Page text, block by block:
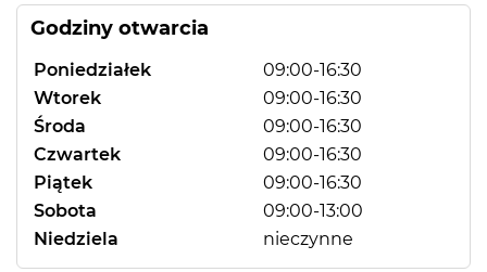
Godziny otwarcia
Poniedziałek
09:00-16:30
Wtorek
09:00-16:30
Środa
09:00-16:30
Czwartek
09:00-16:30
Piątek
09:00-16:30
Sobota
09:00-13:00
Niedziela
nieczynne